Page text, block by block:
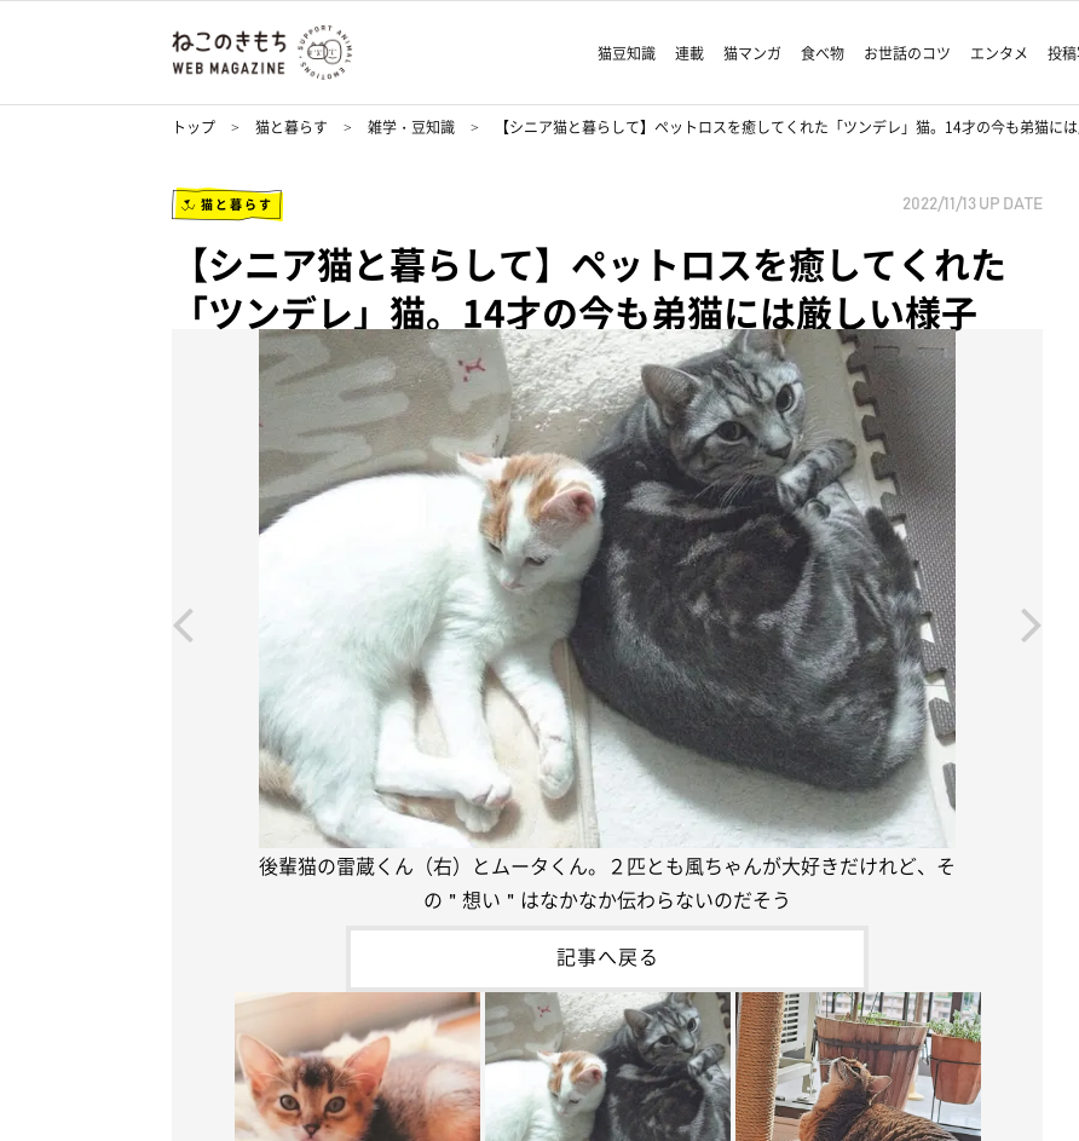
猫豆知識 連載 猫マンガ 食べ物 お世話のコツ エンタメ 投
トップ 猫と暮らす 雑学・豆知識 【シニア猫と暮らして】ペットロスを癒してくれた「ツンデレ」猫。14才の今も弟猫に
猫と暮らす 2022/11/13 UP DATE
【シニア猫と暮らして】ペットロスを癒してくれた
「ツンデレ」猫。14才の今も弟猫には厳しい様子
後輩猫の雷蔵くん（右）とムータくん。２匹とも風ちゃんが大好きだけれど、そ
の＂想い＂はなかなか伝わらないのだそう
記事へ戻る